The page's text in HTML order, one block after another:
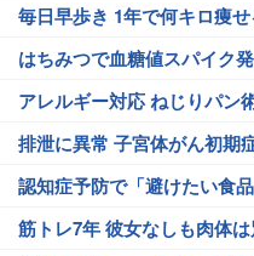
毎日早歩き 1年で何キロ痩
はちみつで血糖値スパイク
アレルギー対応 ねじりパン
排泄に異常 子宮体がん初期
認知症予防で「避けたい食品
筋トレ7年 彼女なしも肉体